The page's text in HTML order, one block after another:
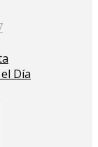
Día